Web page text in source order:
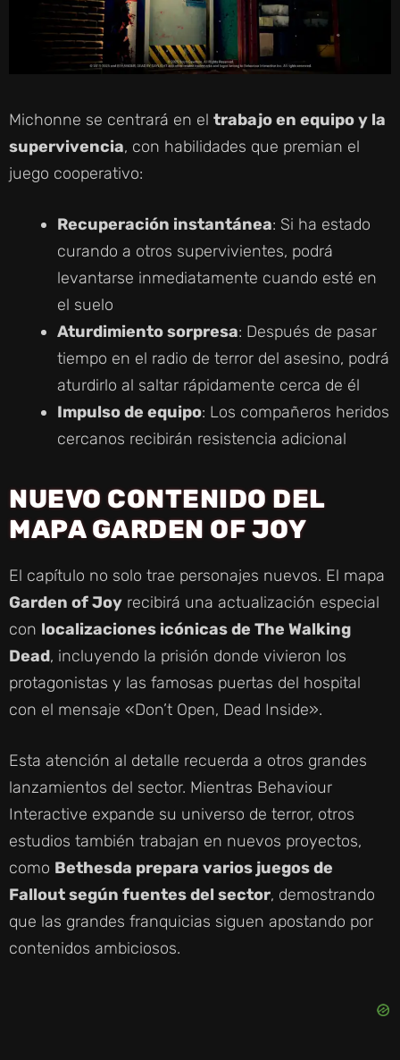
Michonne se centrará en el trabajo en equipo y la
supervivencia, con habilidades que premian el
juego cooperativo:
Recuperación instantánea: Si ha estado
curando a otros supervivientes, podrá
levantarse inmediatamente cuando esté en
el suelo
Aturdimiento sorpresa: Después de pasar
tiempo en el radio de terror del asesino, podrá
aturdirlo al saltar rápidamente cerca de él
Impulso de equipo: Los compañeros heridos
cercanos recibirán resistencia adicional
NUEVO CONTENIDO DEL
MAPA GARDEN OF JOY
El capítulo no solo trae personajes nuevos. El mapa
Garden of Joy recibirá una actualización especial
con localizaciones icónicas de The Walking
Dead, incluyendo la prisión donde vivieron los
protagonistas y las famosas puertas del hospital
con el mensaje «Don’t Open, Dead Inside».
Esta atención al detalle recuerda a otros grandes
lanzamientos del sector. Mientras Behaviour
Interactive expande su universo de terror, otros
estudios también trabajan en nuevos proyectos,
como Bethesda prepara varios juegos de
Fallout según fuentes del sector, demostrando
que las grandes franquicias siguen apostando por
contenidos ambiciosos.